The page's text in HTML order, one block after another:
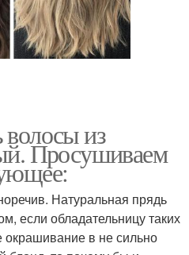
волосы из
Просушиваем
Натуральная прядь
если обладательницу таких
окрашивание в не сильно